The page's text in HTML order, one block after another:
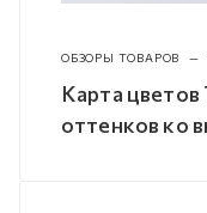
ОБЗОРЫ ТОВАРОВ —
Карта
оттенков ко